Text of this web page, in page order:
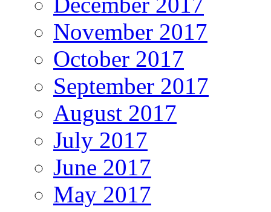
November 2017
October 2017
September 2017
August 2017
July 2017
June 2017
May 2017